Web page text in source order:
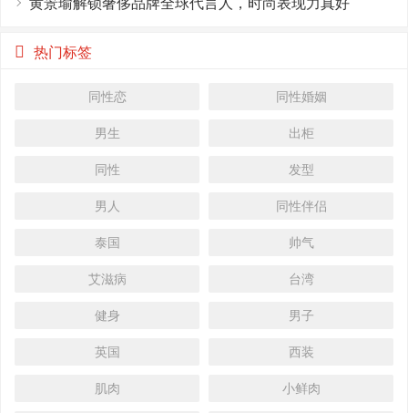
热门标签
同性恋 同性婚姻
男生 出柜
同性 发型
男人 同性伴侣
泰国 帅气
艾滋病 台湾
健身 男子
英国 西装
肌肉 小鲜肉